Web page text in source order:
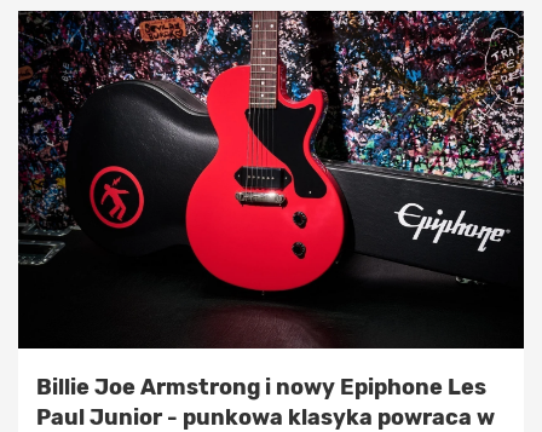
Billie Joe Armstrong i nowy Epiphone Les
Paul Junior - punkowa klasyka powraca w